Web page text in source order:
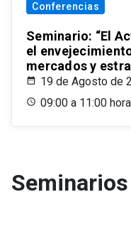
Conferencias
Seminario: “El
el
mercados y
19 de Agosto de
09:00 a 11:00
Seminarios